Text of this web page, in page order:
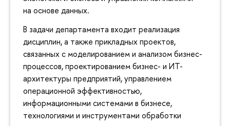
на основе данных.
В задачи департамента входит реализация
дисциплин, а также прикладных проектов,
связанных с моделированием и анализом бизнес-
процессов, проектированием бизнес- и ИТ-
архитектуры предприятий, управлением
операционной эффективностью,
информационными системами в бизнесе,
технологиями и инструментами обработки